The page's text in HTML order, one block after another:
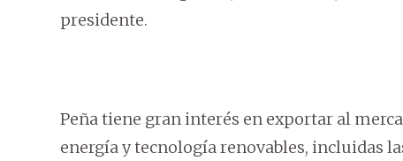
presidente.
Peña tiene gran interés en exportar al
energía y tecnología renovables, incluidas